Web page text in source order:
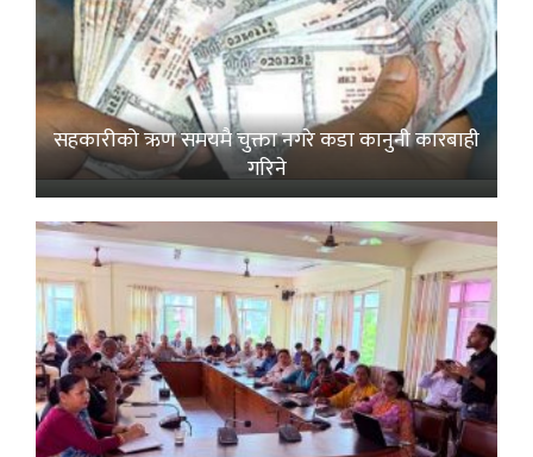
सहकारीको ऋण समयमै चुक्ता नगरे कडा कानुनी कारबाही
गरिने